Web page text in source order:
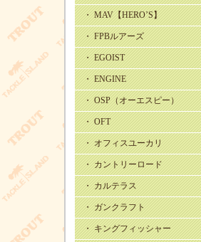
・ MAV【HERO’S】
・ FPBルアーズ
・ EGOIST
・ ENGINE
・ OSP（オーエスピー）
・ OFT
・ オフィスユーカリ
・ カントリーロード
・ カルテラス
・ ガンクラフト
・ キングフィッシャー